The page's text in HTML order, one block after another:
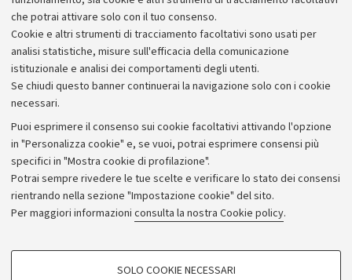
che potrai attivare solo con il tuo consenso.
Cookie e altri strumenti di tracciamento facoltativi sono usati per
analisi statistiche, misure sull'efficacia della comunicazione
istituzionale e analisi dei comportamenti degli utenti.
Se chiudi questo banner continuerai la navigazione solo con i cookie
necessari.
Puoi esprimere il consenso sui cookie facoltativi attivando l'opzione
in "Personalizza cookie" e, se vuoi, potrai esprimere consensi più
specifici in "Mostra cookie di profilazione".
Potrai sempre rivedere le tue scelte e verificare lo stato dei consensi
rientrando nella sezione "Impostazione cookie" del sito.
Per maggiori informazioni consulta la nostra Cookie policy.
COOKIE DI PROFILAZIONE - FACOLTATIVI
SOLO COOKIE NECESSARI
Piano strategico
Bilanci
Donazioni e 5x1000
Bandi, gare e concorsi
Albo online
Amministrazione trasparente
Atti di notifica
Informazioni sul sito e accessibilità
Dichiarazione di accessibilità